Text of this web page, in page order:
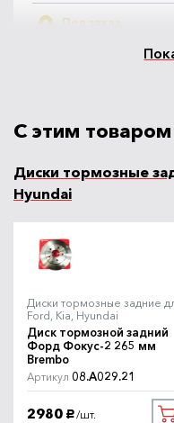
Под заказ
С этим
Диски тормозные
Hyundai
Диски тормозные задние
Ford, Kia, Hyundai
Диск тормозной задний
Форд Фокус-2 265 мм
Brembo
Артикул 08.A029.21
2980 руб. /шт.